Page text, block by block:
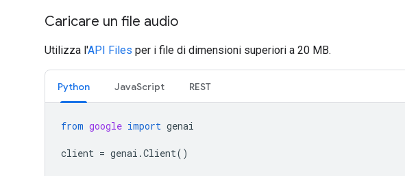
Caricare un file audio
Utilizza l'API Files per i file di dimensioni superiori a 20 MB.
Python JavaScript REST
from google import genai
client = genai .Client()